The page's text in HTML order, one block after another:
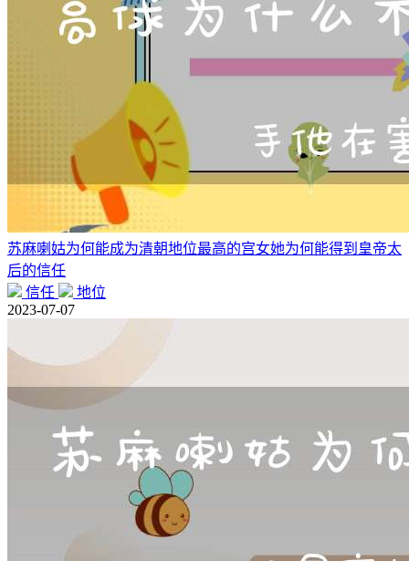
苏麻喇姑为何能成为清朝地位最高的宫女她为何能得到皇帝太
后的信任
信任
地位
2023-07-07